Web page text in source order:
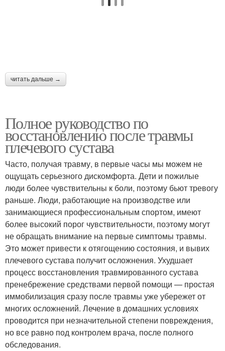
читать дальше →
Полное руководство по
восстановлению после травмы
плечевого сустава
Часто, получая травму, в первые часы мы можем не
ощущать серьезного дискомфорта. Дети и пожилые
люди более чувствительны к боли, поэтому бьют тревогу
раньше. Люди, работающие на производстве или
занимающиеся профессиональным спортом, имеют
более высокий порог чувствительности, поэтому могут
не обращать внимание на первые симптомы травмы.
Это может привести к отягощению состояния, и вывих
плечевого сустава получит осложнения. Ухудшает
процесс восстановления травмированного сустава
пренебрежение средствами первой помощи — простая
иммобилизация сразу после травмы уже убережет от
многих осложнений. Лечение в домашних условиях
проводится при незначительной степени повреждения,
но все равно под контролем врача, после полного
обследования.